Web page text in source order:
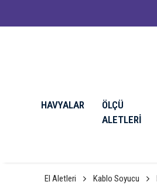
HAVYALAR
ÖLÇÜ
ALETLERİ
El Aletleri Kablo Soyucu